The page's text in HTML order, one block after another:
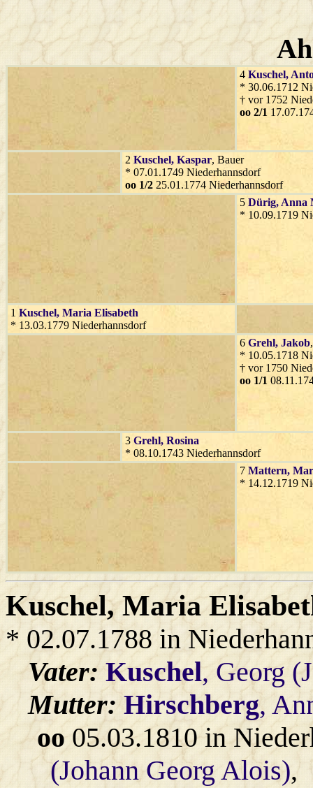
4 Kuschel,
* 30.06.1712
† vor 1752
oo 2/1
2 Kuschel, Kaspar, Bauer
* 07.01.1749 Niederhannsdorf
oo 1/2 25.01.1774 Niederhannsdorf
5 Dürig, Anna
* 10.09.1719
1 Kuschel, Maria Elisabeth
* 13.03.1779 Niederhannsdorf
6 Grehl, Jakob
* 10.05.1718
† vor 1750
oo 1/1
3 Grehl, Rosina
* 08.10.1743 Niederhannsdorf
7 Mattern,
* 14.12.1719
Kuschel, Maria
* 02.07.1788 in
Vater:Kuschel, Georg
Mutter:Hirschberg,
oo05.03.1810 in
(Johann Georg Alois),